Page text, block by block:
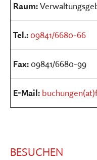
Raum:
Tel.:09841/6680-66
Fax:09841/6680-99
E-Mail:
BESUCHEN